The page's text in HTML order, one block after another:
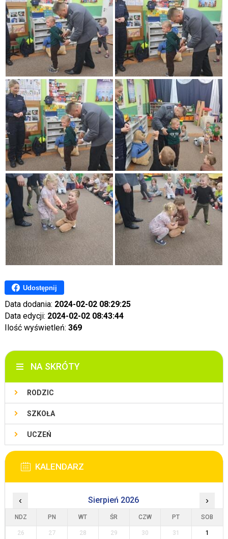
Udostępnij
Data dodania: 2024-02-02 08:29:25
Data edycji: 2024-02-02 08:43:44
Ilość wyświetleń: 369
NA SKRÓTY
RODZIC
SZKOŁA
UCZEŃ
KALENDARZ
‹ Sierpień 2026 ›
NDZ PN WT ŚR CZW PT SOB
26 27 28 29 30 31
1